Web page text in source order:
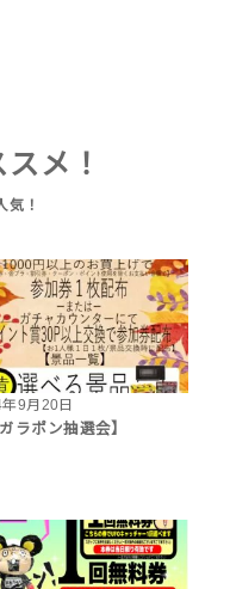
メ！
9月20日
ガラポン抽選会】